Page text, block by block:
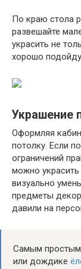
По краю стола
развешайте
украсить не
хорошо
Украшение
Оформляя
потолку. Если
ограничений
можно
визуально
предметы
давили на
Самым простым
или дождике